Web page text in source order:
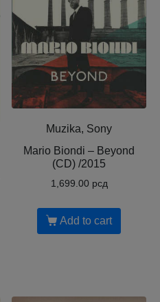
Muzika, Sony
Mario Biondi ‎– Beyond
(CD) /2015
1,699.00 рсд
Add to cart